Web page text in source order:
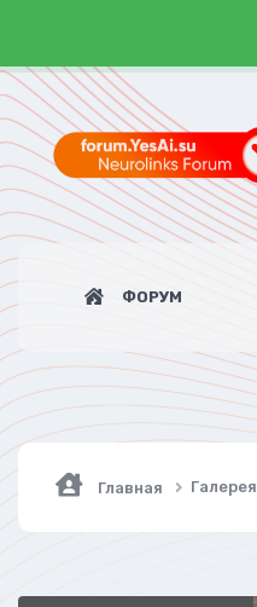
ФОРУМ
Главная Галерея